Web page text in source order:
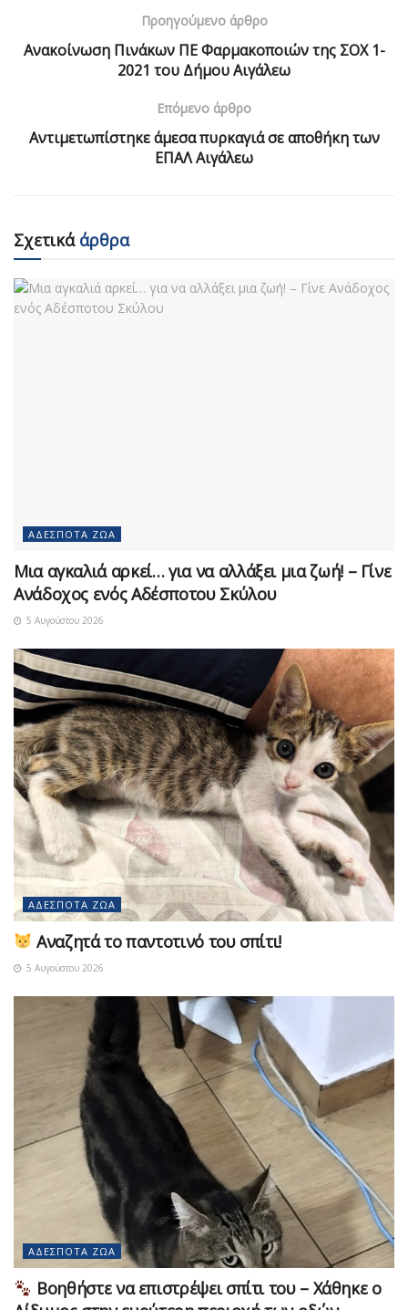
Προηγούμενο άρθρο
Ανακοίνωση Πινάκων ΠΕ Φαρμακοποιών της ΣΟΧ 1-
2021 του Δήμου Αιγάλεω
Επόμενο άρθρο
Αντιμετωπίστηκε άμεσα πυρκαγιά σε αποθήκη των
ΕΠΑΛ Αιγάλεω
Σχετικάάρθρα
ΑΔΈΣΠΟΤΑ ΖΏΑ
Μια αγκαλιά αρκεί… για να αλλάξει μια ζωή! – Γίνε
Ανάδοχος ενός Αδέσποτου Σκύλου
5 Αυγούστου 2026
ΑΔΈΣΠΟΤΑ ΖΏΑ
Αναζητά το παντοτινό του σπίτι!
5 Αυγούστου 2026
ΑΔΈΣΠΟΤΑ ΖΏΑ
Βοηθήστε να επιστρέψει σπίτι του – Χάθηκε ο